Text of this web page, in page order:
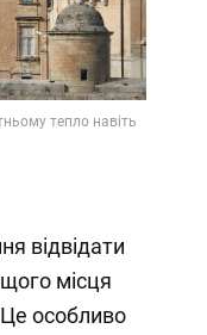
тепло навіть
відвідати
місця
особливо